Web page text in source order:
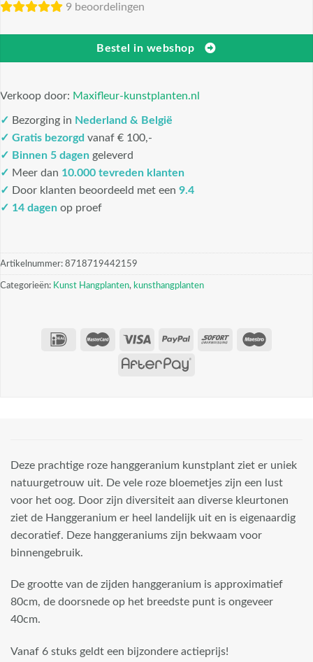
9 beoordelingen
Bestel in webshop
Verkoop door: Maxifleur-kunstplanten.nl
✓ Bezorging in Nederland & België
✓ Gratis bezorgd vanaf € 100,-
✓ Binnen 5 dagen geleverd
✓ Meer dan 10.000 tevreden klanten
✓ Door klanten beoordeeld met een 9.4
✓ 14 dagen op proef
Artikelnummer: 8718719442159
Categorieën: Kunst Hangplanten, kunsthangplanten
Deze prachtige roze hanggeranium kunstplant ziet er uniek
natuurgetrouw uit. De vele roze bloemetjes zijn een lust
voor het oog. Door zijn diversiteit aan diverse kleurtonen
ziet de Hanggeranium er heel landelijk uit en is eigenaardig
decoratief. Deze hanggeraniums zijn bekwaam voor
binnengebruik.
De grootte van de zijden hanggeranium is approximatief
80cm, de doorsnede op het breedste punt is ongeveer
40cm.
Vanaf 6 stuks geldt een bijzondere actieprijs!